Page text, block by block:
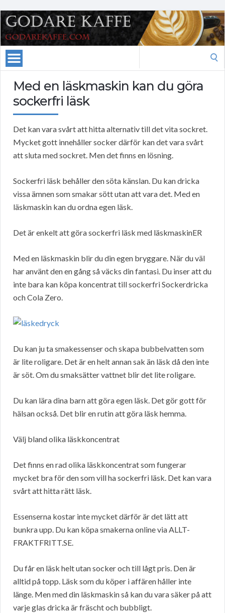
Med en läskmaskin kan du göra
sockerfri läsk
Det kan vara svårt att hitta alternativ till det vita sockret.
Mycket gott innehåller socker därför kan det vara svårt
att sluta med sockret. Men det finns en lösning.
Sockerfri läsk behåller den söta känslan. Du kan dricka
vissa ämnen som smakar sött utan att vara det. Med en
läskmaskin kan du ordna egen läsk.
Det är enkelt att göra sockerfri läsk med läskmaskinER
Med en läskmaskin blir du din egen bryggare. När du väl
har använt den en gång så väcks din fantasi. Du inser att du
inte bara kan köpa koncentrat till sockerfri Sockerdricka
och Cola Zero.
Du kan ju ta smakessenser och skapa bubbelvatten som
är lite roligare. Det är en helt annan sak än läsk då den inte
är söt. Om du smaksätter vattnet blir det lite roligare.
Du kan lära dina barn att göra egen läsk. Det gör gott för
hälsan också. Det blir en rutin att göra läsk hemma.
Välj bland olika läskkoncentrat
Det finns en rad olika läskkoncentrat som fungerar
mycket bra för den som vill ha sockerfri läsk. Det kan vara
svårt att hitta rätt läsk.
Essenserna kostar inte mycket därför är det lätt att
bunkra upp. Du kan köpa smakerna online via ALLT-
FRAKTFRITT.SE.
Du får en läsk helt utan socker och till lågt pris. Den är
alltid på topp. Läsk som du köper i affären håller inte
länge. Men med din läskmaskin så kan du vara säker på att
varje glas dricka är fräscht och bubbligt.